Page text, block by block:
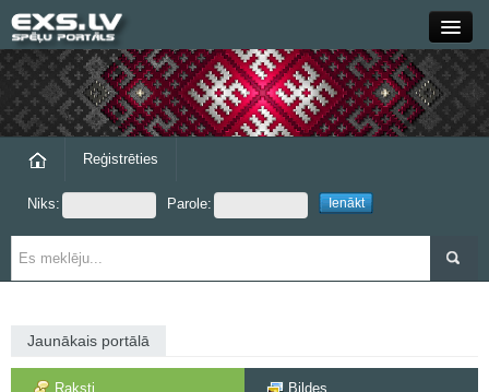
Close
Forums
Grupas
Reģistrēties
Niks: Parole:
Jaunākais portālā
Raksti Bildes